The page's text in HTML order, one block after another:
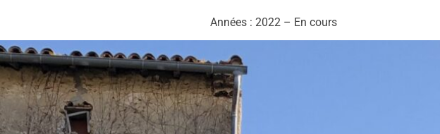
Années : 2022 – En cours